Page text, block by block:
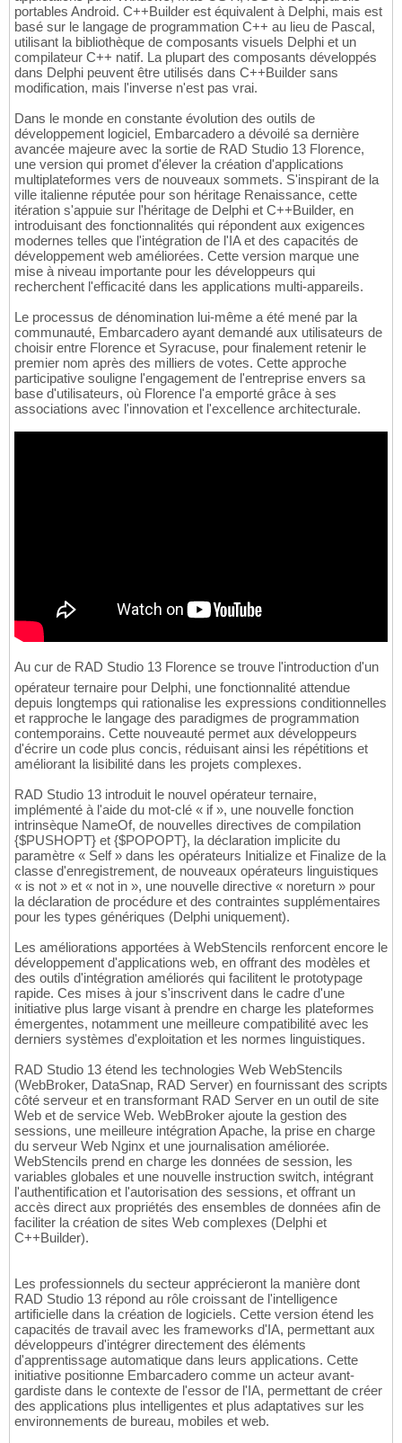
portables Android. C++Builder est équivalent à Delphi, mais est
basé sur le langage de programmation C++ au lieu de Pascal,
utilisant la bibliothèque de composants visuels Delphi et un
compilateur C++ natif. La plupart des composants développés
dans Delphi peuvent être utilisés dans C++Builder sans
modification, mais l'inverse n'est pas vrai.
Dans le monde en constante évolution des outils de
développement logiciel, Embarcadero a dévoilé sa dernière
avancée majeure avec la sortie de RAD Studio 13 Florence,
une version qui promet d'élever la création d'applications
multiplateformes vers de nouveaux sommets. S'inspirant de la
ville italienne réputée pour son héritage Renaissance, cette
itération s'appuie sur l'héritage de Delphi et C++Builder, en
introduisant des fonctionnalités qui répondent aux exigences
modernes telles que l'intégration de l'IA et des capacités de
développement web améliorées. Cette version marque une
mise à niveau importante pour les développeurs qui
recherchent l'efficacité dans les applications multi-appareils.
Le processus de dénomination lui-même a été mené par la
communauté, Embarcadero ayant demandé aux utilisateurs de
choisir entre Florence et Syracuse, pour finalement retenir le
premier nom après des milliers de votes. Cette approche
participative souligne l'engagement de l'entreprise envers sa
base d'utilisateurs, où Florence l'a emporté grâce à ses
associations avec l'innovation et l'excellence architecturale.
Au cur de RAD Studio 13 Florence se trouve l'introduction d'un
opérateur ternaire pour Delphi, une fonctionnalité attendue
depuis longtemps qui rationalise les expressions conditionnelles
et rapproche le langage des paradigmes de programmation
contemporains. Cette nouveauté permet aux développeurs
d'écrire un code plus concis, réduisant ainsi les répétitions et
améliorant la lisibilité dans les projets complexes.
RAD Studio 13 introduit le nouvel opérateur ternaire,
implémenté à l'aide du mot-clé « if », une nouvelle fonction
intrinsèque NameOf, de nouvelles directives de compilation
{$PUSHOPT} et {$POPOPT}, la déclaration implicite du
paramètre « Self » dans les opérateurs Initialize et Finalize de la
classe d'enregistrement, de nouveaux opérateurs linguistiques
« is not » et « not in », une nouvelle directive « noreturn » pour
la déclaration de procédure et des contraintes supplémentaires
pour les types génériques (Delphi uniquement).
Les améliorations apportées à WebStencils renforcent encore le
développement d'applications web, en offrant des modèles et
des outils d'intégration améliorés qui facilitent le prototypage
rapide. Ces mises à jour s'inscrivent dans le cadre d'une
initiative plus large visant à prendre en charge les plateformes
émergentes, notamment une meilleure compatibilité avec les
derniers systèmes d'exploitation et les normes linguistiques.
RAD Studio 13 étend les technologies Web WebStencils
(WebBroker, DataSnap, RAD Server) en fournissant des scripts
côté serveur et en transformant RAD Server en un outil de site
Web et de service Web. WebBroker ajoute la gestion des
sessions, une meilleure intégration Apache, la prise en charge
du serveur Web Nginx et une journalisation améliorée.
WebStencils prend en charge les données de session, les
variables globales et une nouvelle instruction switch, intégrant
l'authentification et l'autorisation des sessions, et offrant un
accès direct aux propriétés des ensembles de données afin de
faciliter la création de sites Web complexes (Delphi et
C++Builder).
Les professionnels du secteur apprécieront la manière dont
RAD Studio 13 répond au rôle croissant de l'intelligence
artificielle dans la création de logiciels. Cette version étend les
capacités de travail avec les frameworks d'IA, permettant aux
développeurs d'intégrer directement des éléments
d'apprentissage automatique dans leurs applications. Cette
initiative positionne Embarcadero comme un acteur avant-
gardiste dans le contexte de l'essor de l'IA, permettant de créer
des applications plus intelligentes et plus adaptatives sur les
environnements de bureau, mobiles et web.